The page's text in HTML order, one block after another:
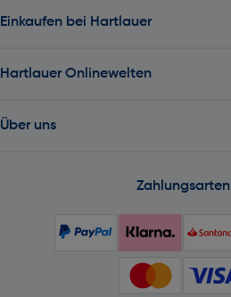
Einkaufen bei Hartlauer
Hartlauer Onlinewelten
Über uns
Zahlungsarten